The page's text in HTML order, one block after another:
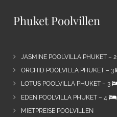
Phuket Poolvillen
JASMINE POOLVILLA PHUKET – 2
ORCHID POOLVILLA PHUKET – 3
LOTUS POOLVILLA PHUKET – 3
EDEN POOLVILLA PHUKET – 4
MIETPREISE POOLVILLEN